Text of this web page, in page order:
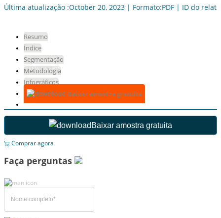
Última atualização :October 20, 2023 | Formato:PDF | ID do
Resumo
Índice
Segmentação
Metodologia
Infográficos
Baixar amostra gratuita
Baixar amostra gratuita
Comprar agora
Faça perguntas